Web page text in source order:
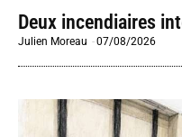
Deux incendiaires
Julien Moreau -07/08/2026